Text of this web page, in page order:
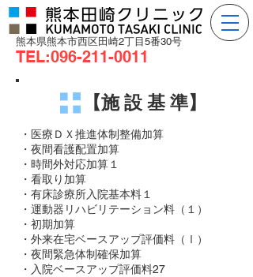
​熊本県熊本市西区田崎2丁目5番30号
TEL:096-211-0011
【施 設 基 準】
・医療ＤＸ推進体制整備加算
・夜間看護配置加算
・時間外対応加算１
・看取り加算
・有床診療所入院基本料１
・運動器リハビリテーション料（１）
・初期加算
・外来在宅ベースアップ評価料（Ⅰ）
・夜間緊急体制確保加算
・入院ベースアップ評価料27